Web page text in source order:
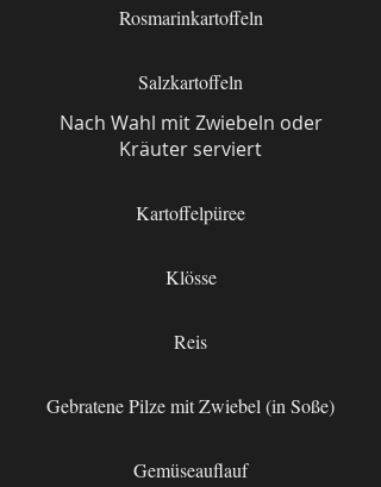
Rosmarinkartoffeln
Salzkartoffeln
Nach Wahl mit Zwiebeln oder
Kräuter serviert
Kartoffelpüree
Klösse
Reis
Gebratene Pilze mit Zwiebel (in Soße)
Gemüseauflauf